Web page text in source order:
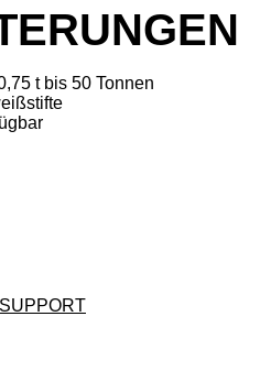
t bis 50 Tonnen